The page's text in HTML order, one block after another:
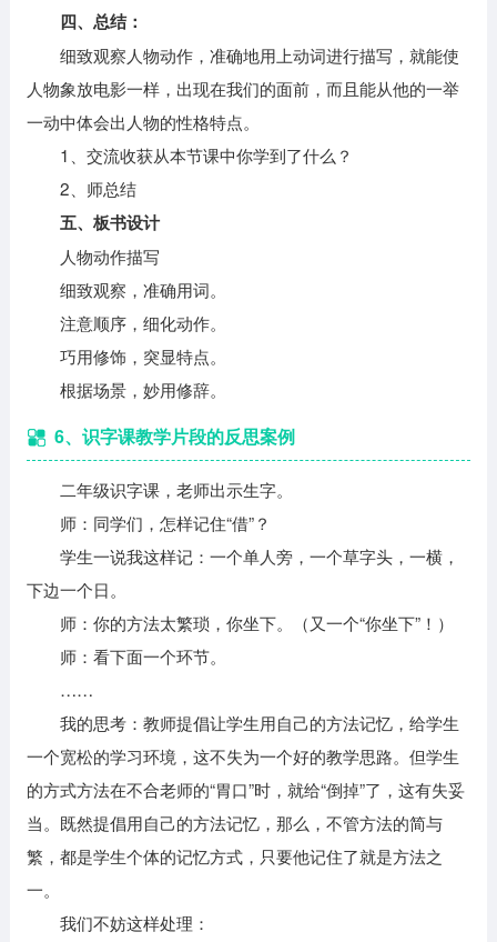
四、总结：
细致观察人物动作，准确地用上动词进行描写，就能使
人物象放电影一样，出现在我们的面前，而且能从他的一举
一动中体会出人物的性格特点。
1、交流收获从本节课中你学到了什么？
2、师总结
五、板书设计
人物动作描写
细致观察，准确用词。
注意顺序，细化动作。
巧用修饰，突显特点。
根据场景，妙用修辞。
6、识字课教学片段的反思案例
二年级识字课，老师出示生字。
师：同学们，怎样记住“借”？
学生一说我这样记：一个单人旁，一个草字头，一横，
下边一个日。
师：你的方法太繁琐，你坐下。（又一个“你坐下”！）
师：看下面一个环节。
……
我的思考：教师提倡让学生用自己的方法记忆，给学生
一个宽松的学习环境，这不失为一个好的教学思路。但学生
的方式方法在不合老师的“胃口”时，就给“倒掉”了，这有失妥
当。既然提倡用自己的方法记忆，那么，不管方法的简与
繁，都是学生个体的记忆方式，只要他记住了就是方法之
一。
我们不妨这样处理：